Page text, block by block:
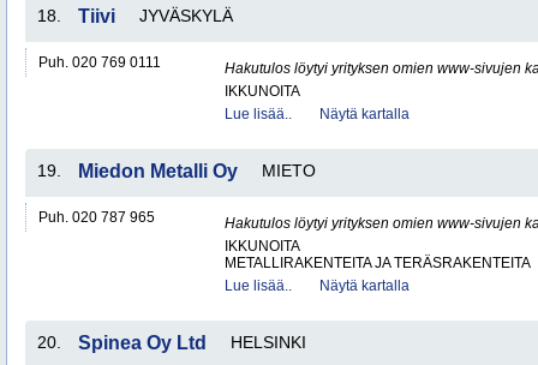
18. Tiivi JYVÄSKYLÄ
Puh. 020 769 0111
Hakutulos löytyi yrityksen omien www-sivujen
IKKUNOITA
Lue lisää..
Näytä kartalla
19. Miedon Metalli Oy MIETO
Puh. 020 787 965
Hakutulos löytyi yrityksen omien www-sivujen
IKKUNOITA
METALLIRAKENTEITA JA TERÄSRAKENTEITA
Lue lisää..
Näytä kartalla
20. Spinea Oy Ltd HELSINKI